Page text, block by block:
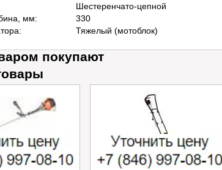
Шестеренчато-цепной
мм:
330
Тяжелый (мотоблок)
покупают
Mac SPARTA
Электрический культиватор